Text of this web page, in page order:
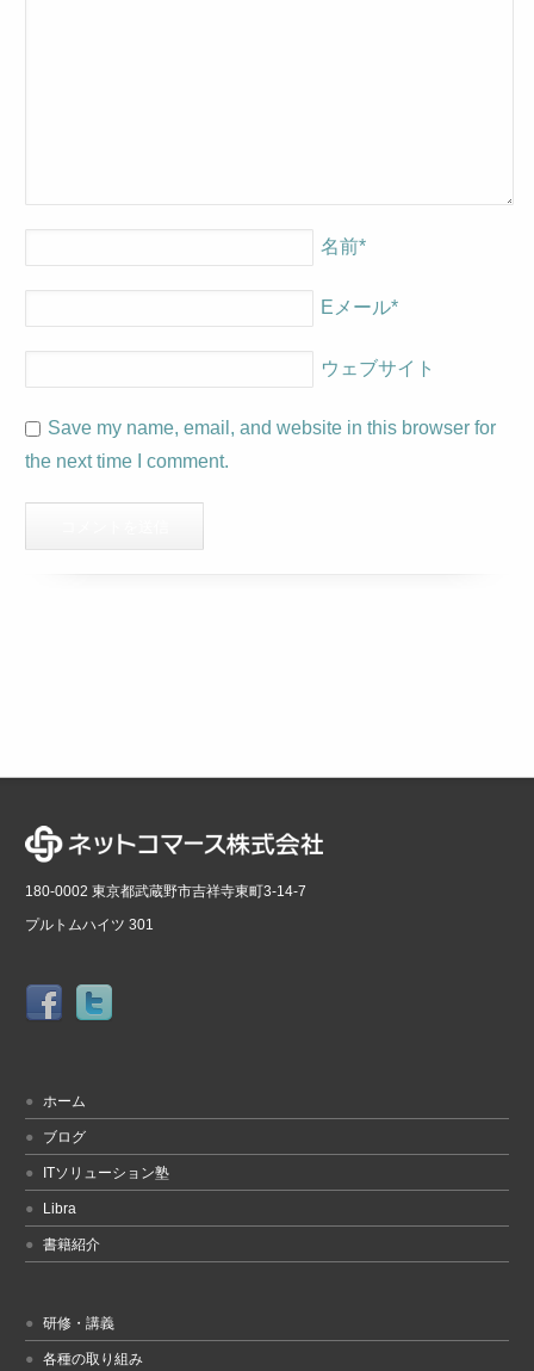
名前*
Eメール*
ウェブサイト
Save my name, email, and website in this browser for
the next time I comment.
180-0002 東京都武蔵野市吉祥寺東町3-14-7
プルトムハイツ 301
ホーム
ブログ
ITソリューション塾
Libra
書籍紹介
研修・講義
各種の取り組み